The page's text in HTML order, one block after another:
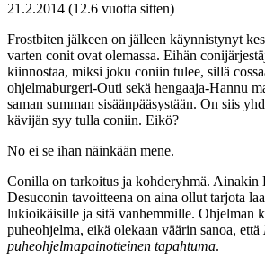
21.2.2014 (12.6 vuotta sitten)
Frostbiten jälkeen on jälleen käynnistynyt
varten conit ovat olemassa. Eihän
kiinnostaa, miksi joku coniin tulee, sillä
ohjelmaburgeri-Outi sekä hengaaja-Hannu
saman summan sisäänpääsystään. On siis
kävijän syy tulla coniin. Eikö?
No ei se ihan näinkään mene.
Conilla on tarkoitus ja kohderyhmä. Ainakin
Desuconin tavoitteena on aina ollut tarjota
lukioikäisille ja sitä vanhemmille. Ohjelman
puheohjelma, eikä olekaan väärin sanoa, että
puheohjelmapainotteinen tapahtuma.